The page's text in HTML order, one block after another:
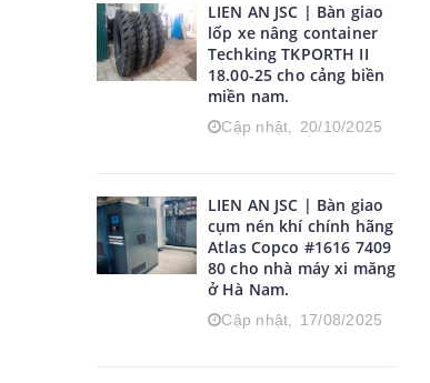
LIEN AN JSC | Bàn giao
lốp xe nâng container
Techking TKPORTH II
18.00-25 cho cảng biền
miền nam.
Cập nhật, 20/10/2025
LIEN AN JSC | Bàn giao
cụm nén khí chính hãng
Atlas Copco #1616 7409
80 cho nhà máy xi măng
ở Hà Nam.
Cập nhật, 17/08/2025